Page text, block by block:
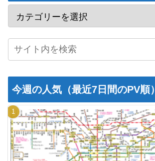
今週の人気（最近7日間のPV順）